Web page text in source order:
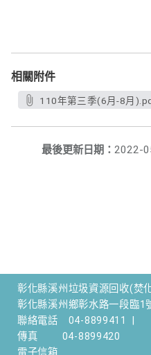
相關附件
110年第三季(6月-8月
最後更新日期： 2022-
彰化縣溪州垃圾資源回收(焚
彰化縣溪州鄉彰水路一段臨1
聯絡電話
04-8899411
傳真
04-8899420
電子信箱